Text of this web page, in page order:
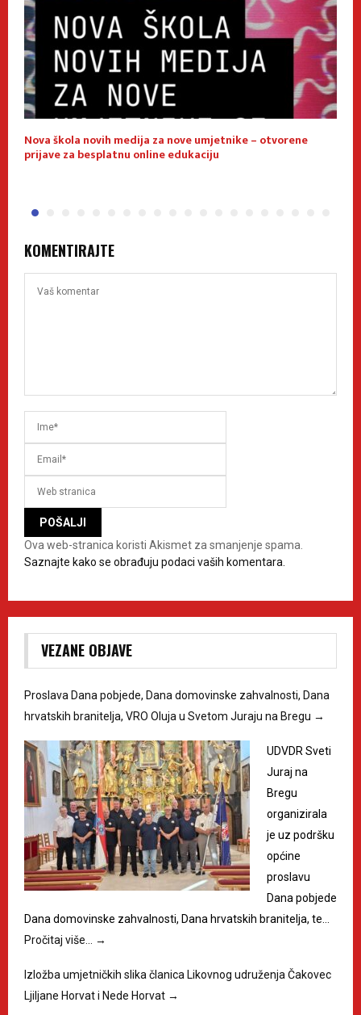
Nova škola novih medija za nove umjetnike – otvorene
prijave za besplatnu online edukaciju
KOMENTIRAJTE
Ova web-stranica koristi Akismet za smanjenje spama.
Saznajte kako se obrađuju podaci vaših komentara.
VEZANE OBJAVE
Proslava Dana pobjede, Dana domovinske zahvalnosti, Dana
hrvatskih branitelja, VRO Oluja u Svetom Juraju na Bregu →
UDVDR Sveti
Juraj na
Bregu
organizirala
je uz podršku
općine
proslavu
Dana pobjede
Dana domovinske zahvalnosti, Dana hrvatskih branitelja, te…
Pročitaj više…
→
Izložba umjetničkih slika članica Likovnog udruženja Čakovec
Ljiljane Horvat i Nede Horvat →